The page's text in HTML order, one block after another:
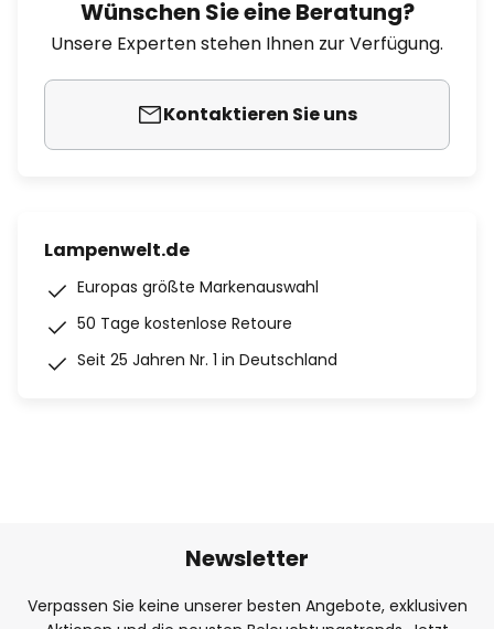
Wünschen Sie eine Beratung?
Unsere Experten stehen Ihnen zur Verfügung.
Kontaktieren Sie uns
Lampenwelt.de
Europas größte Markenauswahl
50 Tage kostenlose Retoure
Seit 25 Jahren Nr. 1 in Deutschland
Newsletter
Verpassen Sie keine unserer besten Angebote, exklusiven